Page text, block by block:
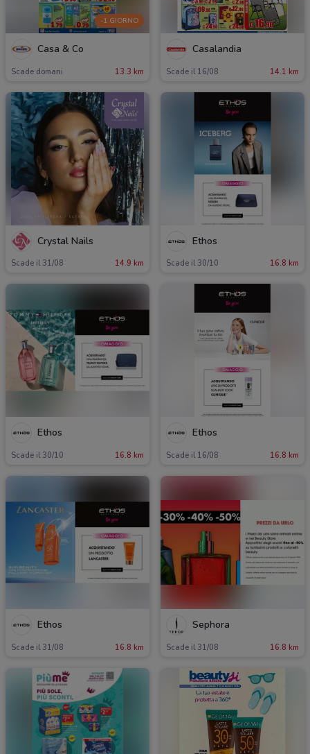
-1 GIORNO
Casa & Co
Scade domani 13.3 km
Casalandia
Scade il 16/08 14.1 km
Crystal Nails
Scade il 31/08 14.9 km
Ethos
Scade il 30/10 16.8 km
Ethos
Scade il 30/10 16.8 km
Ethos
Scade il 16/08 16.8 km
Ethos
Scade il 31/08 16.8 km
Sephora
Scade il 31/08 16.8 km